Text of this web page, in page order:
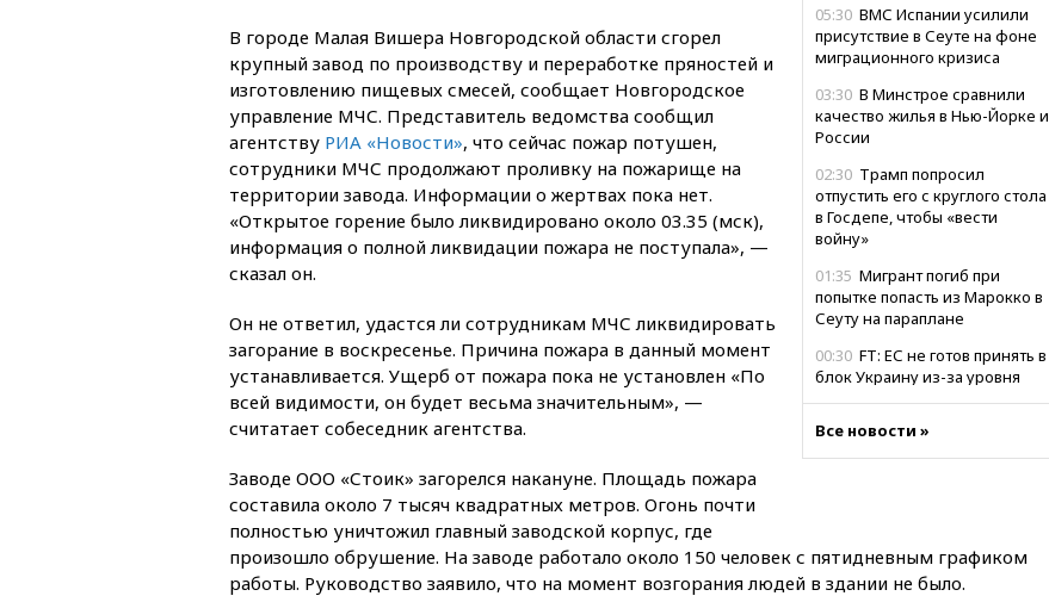
05:30 ВМС Испании усилили
присутствие в Сеуте на фоне
миграционного кризиса
03:30 В Минстрое сравнили
качество жилья в Нью-Йорке и
России
02:30 Трамп попросил
отпустить его с круглого стола
в Госдепе, чтобы «вести
войну»
01:35 Мигрант погиб при
попытке попасть из Марокко в
Сеуту на параплане
00:30 FT: ЕС не готов принять в
блок Украину из-за уровня
вчера, 23:35Лукашенко
объяснил экономическую
ресторана «Армения» в
Москве вернут утраченную
Все новости »
В городе Малая Вишера Новгородской области сгорел
крупный завод по производству и переработке пряностей и
изготовлению пищевых смесей, сообщает Новгородское
управление МЧС. Представитель ведомства сообщил
агентству РИА «Новости», что сейчас пожар потушен,
сотрудники МЧС продолжают проливку на пожарище на
территории завода. Информации о жертвах пока нет.
«Открытое горение было ликвидировано около 03.35 (мск),
информация о полной ликвидации пожара не поступала», —
сказал он.
Он не ответил, удастся ли сотрудникам МЧС ликвидировать
загорание в воскресенье. Причина пожара в данный момент
устанавливается. Ущерб от пожара пока не установлен «По
всей видимости, он будет весьма значительным», —
считатает собеседник агентства.
Заводе ООО «Стоик» загорелся накануне. Площадь пожара
составила около 7 тысяч квадратных метров. Огонь почти
полностью уничтожил главный заводской корпус, где
произошло обрушение. На заводе работало около 150 человек с пятидневным графиком
работы. Руководство заявило, что на момент возгорания людей в здании не было.